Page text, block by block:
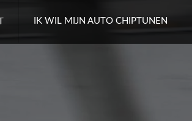
IK WIL MIJN AUTO CHIPTUNEN